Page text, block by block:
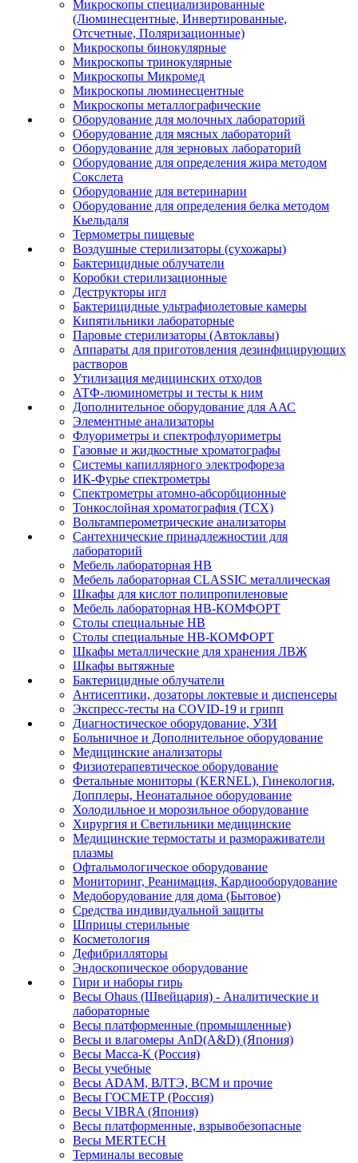
Микроскопы специализированные
(Люминесцентные, Инвертированные,
Отсчетные, Поляризационные)
Микроскопы бинокулярные
Микроскопы тринокулярные
Микроскопы Микромед
Микроскопы люминесцентные
Микроскопы металлографические
Оборудование для молочных лабораторий
Оборудование для мясных лабораторий
Оборудование для зерновых лабораторий
Оборудование для определения жира методом
Сокслета
Оборудование для ветеринарии
Оборудование для определения белка методом
Кьельдаля
Термометры пищевые
Воздушные стерилизаторы (сухожары)
Бактерицидные облучатели
Коробки стерилизационные
Деструкторы игл
Бактерицидные ультрафиолетовые камеры
Кипятильники лабораторные
Паровые стерилизаторы (Автоклавы)
Аппараты для приготовления дезинфицирующих
растворов
Утилизация медицинских отходов
АТФ-люминометры и тесты к ним
Дополнительное оборудование для ААС
Элементные анализаторы
Флуориметры и спектрофлуориметры
Газовые и жидкостные хроматографы
Системы капиллярного электрофореза
ИК-Фурье спектрометры
Спектрометры атомно-абсорбционные
Тонкослойная хроматография (ТСХ)
Вольтамперометрические анализаторы
Сантехнические принадлежностии для
лабораторий
Мебель лабораторная НВ
Мебель лабораторная CLASSIC металлическая
Шкафы для кислот полипропиленовые
Мебель лабораторная НВ-КОМФОРТ
Столы специальные НВ
Столы специальные НВ-КОМФОРТ
Шкафы металлические для хранения ЛВЖ
Шкафы вытяжные
Бактерицидные облучатели
Антисептики, дозаторы локтевые и диспенсеры
Экспресс-тесты на COVID-19 и грипп
Диагностическое оборудование, УЗИ
Больничное и Дополнительное оборудование
Медицинские анализаторы
Физиотерапевтическое оборудование
Фетальные мониторы (KERNEL), Гинекология,
Допплеры, Неонатальное оборудование
Холодильное и морозильное оборудование
Хирургия и Светильники медицинские
Медицинские термостаты и размораживатели
плазмы
Офтальмологическое оборудование
Мониторинг, Реанимация, Кардиооборудование
Медоборудование для дома (Бытовое)
Средства индивидуальной защиты
Шприцы стерильные
Косметология
Дефибрилляторы
Эндоскопическое оборудование
Гири и наборы гирь
Весы Ohaus (Швейцария) - Аналитические и
лабораторные
Весы платформенные (промышленные)
Весы и влагомеры AnD(A&D) (Япония)
Весы Масса-К (Россия)
Весы учебные
Весы ADAM, ВЛТЭ, BCM и прочие
Весы ГОСМЕТР (Россия)
Весы VIBRA (Япония)
Весы платформенные, взрывобезопасные
Весы MERTECH
Терминалы весовые